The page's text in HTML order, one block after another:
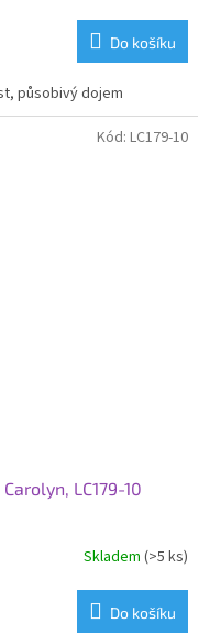
Do košíku
působivý dojem
LC179-10
Skladem (>5 ks)
Do košíku
Kód: LC179-10